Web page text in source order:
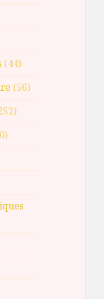
(44)
(56)